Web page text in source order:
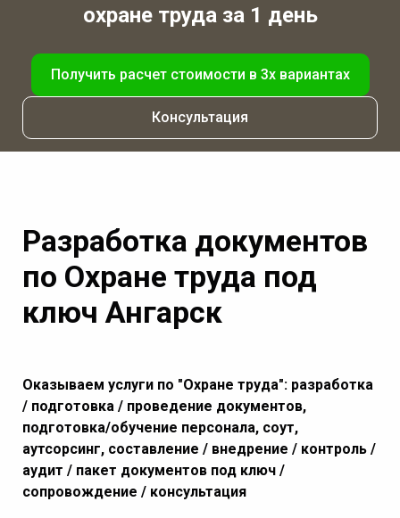
охране труда за 1 день
Получить расчет стоимости в 3х вариантах
Консультация
Разработка документов
по Охране труда под
ключ Ангарск
Оказываем услуги по "Охране труда": разработка
/ подготовка / проведение документов,
подготовка/обучение персонала, соут,
аутсорсинг, составление / внедрение / контроль /
аудит / пакет документов под ключ /
сопровождение / консультация